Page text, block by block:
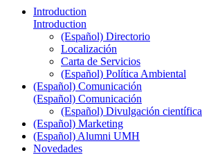
Introduction
Introduction
(Español) Directorio
Localización
Carta de Servicios
(Español) Política Ambiental
(Español) Comunicación
(Español) Comunicación
(Español) Divulgación científica
(Español) Marketing
(Español) Alumni UMH
Novedades